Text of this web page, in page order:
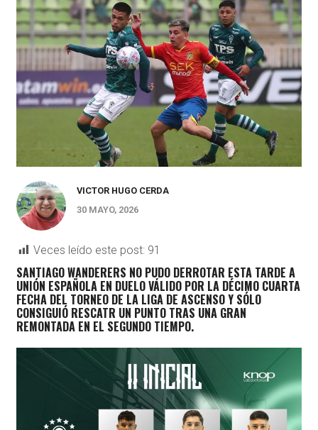
VICTOR HUGO CERDA
30 MAYO, 2026
Veces leído este post: 91
SANTIAGO WANDERERS NO PUDO DERROTAR ESTA TARDE A
UNIÓN ESPAÑOLA EN DUELO VÁLIDO POR LA DÉCIMO CUARTA
FECHA DEL TORNEO DE LA LIGA DE ASCENSO Y SÓLO
CONSIGUIÓ RESCATR UN PUNTO TRAS UNA GRAN
REMONTADA EN EL SEGUNDO TIEMPO.